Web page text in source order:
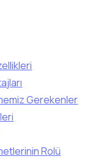
Gerekenler
Rolü